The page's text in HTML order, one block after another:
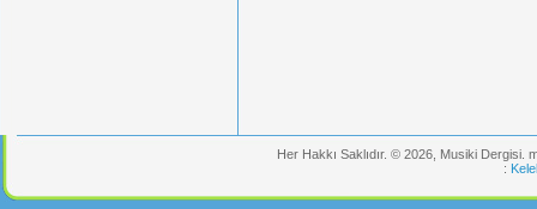
Her Hakkı Saklıdır. © 2026, Musiki
: